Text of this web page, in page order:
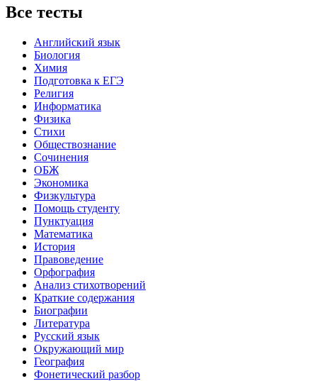
Все тесты
Английский язык
Биология
Химия
Подготовка к ЕГЭ
Религия
Информатика
Физика
Стихи
Обществознание
Сочинения
ОБЖ
Экономика
Физкультура
Помощь студенту
Пунктуация
Математика
История
Правоведение
Орфография
Анализ стихотворений
Краткие содержания
Биографии
Литература
Русский язык
Окружающий мир
География
Фонетический разбор